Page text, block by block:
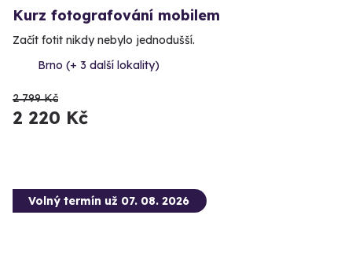
Kurz fotografování mobilem
Začít fotit nikdy nebylo jednodušší.
Brno (+ 3 další lokality)
2 799 Kč
2 220 Kč
Volný termín už 07. 08. 2026